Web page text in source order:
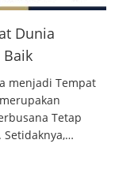
Dunia
menjadi Tempat
Tetap